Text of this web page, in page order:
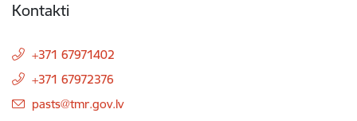
Kontakti
+371 67971402
+371 67972376
E-pasts:
pasts@tmr.gov.lv